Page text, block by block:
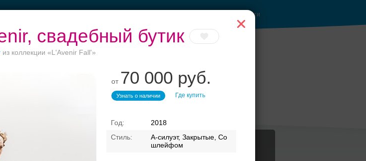
свадебный бутик
из коллекции «L'Avenir Fall'»
от 70 000 руб.
Узнать о наличии Где купить
2018
А-силуэт, Закрытые, Со
шлейфом
Войти
Выбери своё платье